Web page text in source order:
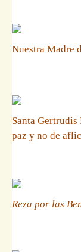
Nuestra Madre
Santa
paz y no de
Reza por las